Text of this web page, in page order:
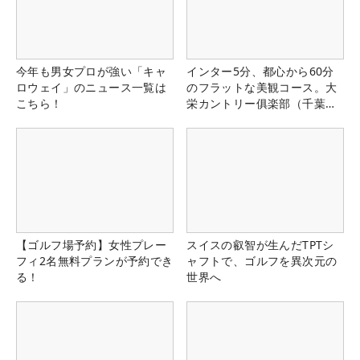
今年も男女プロが強い「キャ
ロウェイ」のニュース一覧は
こちら！
インター5分、都心から60分
のフラットな美観コース。大
栄カントリー俱楽部（千葉
【ゴルフ場予約】女性プレー
フィ2名無料プランが予約でき
る！
スイスの叡智が生んだTPTシ
ャフトで、ゴルフを異次元の
世界へ